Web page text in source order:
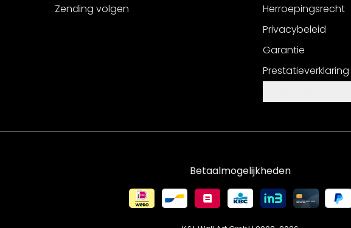
Zending volgen
Herroepingsrecht
Privacybeleid
Garantie
Betaalmogelijkheden